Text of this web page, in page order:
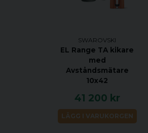
SWAROVSKI
EL Range TA kikare
med
Avståndsmätare
10x42
41 200 kr
LÄGG I VARUKORGEN